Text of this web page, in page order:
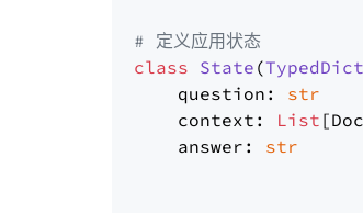
# 定义应用状态
class State (TypedDict
    question:
str
    context:
List
    answer:
str